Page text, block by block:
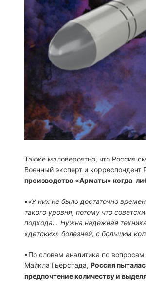
Также маловероятно, что Россия
Военный эксперт и
производство «Арматы» когда-
▪«У них не было достаточно
такого уровня, потому что
подхода… Нужна надежная
«детских» болезней, с большим
▪По словам аналитика по
Майкла Гьерстада, Россия
предпочтение количеству и